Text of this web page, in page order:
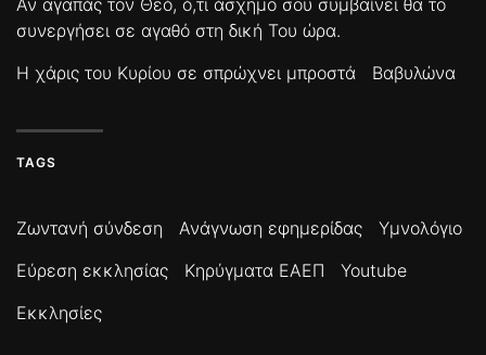
Αν αγαπάς τον Θεό, ό,τι άσχημο σου συμβαίνει θα το
συνεργήσει σε αγαθό στη δική Του ώρα.
Η χάρις του Κυρίου σε σπρώχνει μπροστά
Βαβυλώνα
TAGS
Ζωντανή σύνδεση Ανάγνωση εφημερίδας
Υμνολόγιο
Εύρεση εκκλησίας
Κηρύγματα ΕΑΕΠ
Youtube
Εκκλησίες